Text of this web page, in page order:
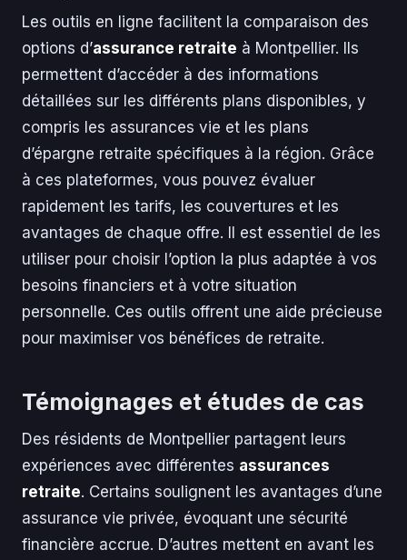
Les outils en ligne facilitent la comparaison des
options d’assurance retraite à Montpellier. Ils
permettent d’accéder à des informations
détaillées sur les différents plans disponibles, y
compris les assurances vie et les plans
d’épargne retraite spécifiques à la région. Grâce
à ces plateformes, vous pouvez évaluer
rapidement les tarifs, les couvertures et les
avantages de chaque offre. Il est essentiel de les
utiliser pour choisir l’option la plus adaptée à vos
besoins financiers et à votre situation
personnelle. Ces outils offrent une aide précieuse
pour maximiser vos bénéfices de retraite.
Témoignages et études de cas
Des résidents de Montpellier partagent leurs
expériences avec différentes assurances
retraite. Certains soulignent les avantages d’une
assurance vie privée, évoquant une sécurité
financière accrue. D’autres mettent en avant les